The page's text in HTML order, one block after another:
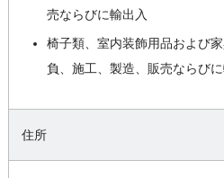
売ならびに輸出入
椅子類、室内装飾用品および
負、施工、製造、販売ならびに
住所